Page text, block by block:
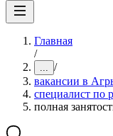
Главная
/
... /
вакансии в
специалист по
полная